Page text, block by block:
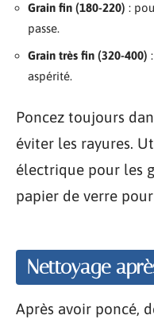
Grain fin (180-220) :
passe.
Grain très fin (320-400)
aspérité.
Poncez toujours
éviter les rayures.
électrique pour les
papier de verre
Nettoyage
Après avoir poncé,